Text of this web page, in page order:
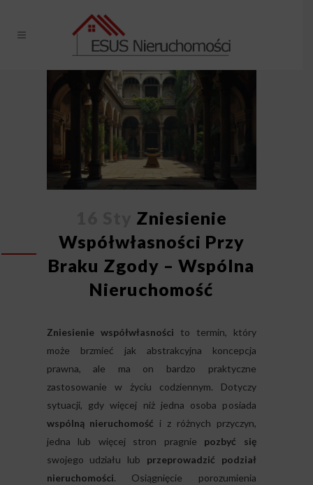
Zniesienie
Współwłasności Przy
Braku Zgody – Wspólna
Nieruchomość
Zniesienie współwłasności to termin, który
może brzmieć jak abstrakcyjna koncepcja
prawna, ale ma on bardzo praktyczne
zastosowanie w życiu codziennym. Dotyczy
sytuacji, gdy więcej niż jedna osoba posiada
wspólną nieruchomość i z różnych przyczyn,
jedna lub więcej stron pragnie pozbyć się
swojego udziału lub przeprowadzić podział
nieruchomości. Osiągnięcie porozumienia